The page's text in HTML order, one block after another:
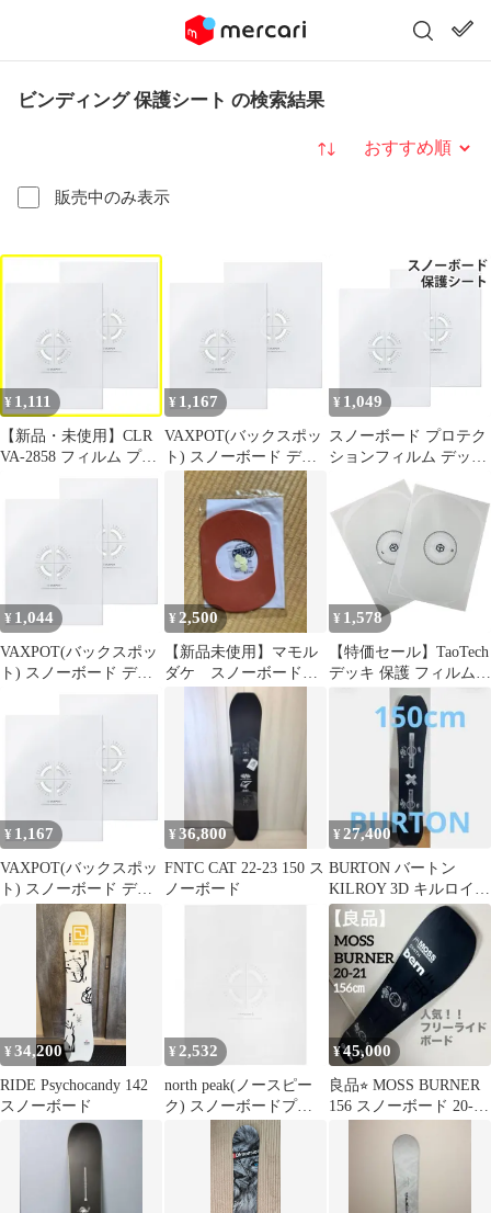
ビンディング 保護シート の検索結果
販売中のみ表示
並び替え
¥ 1,111
【新品・未使用】CLR
VA-2858 フィルム プロ
テクション デッキ保護
シート スノーボード
¥ 1,167
VAXPOT(バックスポッ
ト) スノーボード デッ
キ保護シート プロテク
ション フィルム VA-
2858 CLR
¥ 1,049
スノーボード プロテク
ションフィルム デッキ
保護シート スノボ デッ
キ 保護 フィルム ビン
ディング バインディン
グ 透明 VAXPOT バッ
クスポット VA-2858
¥ 1,044
VAXPOT(バックスポッ
ト) スノーボード デッ
キ保護シート プロテク
ション フィルム 【貼り
付け】 VA-2858 CLR
¥ 2,500
【新品未使用】マモル
ダケ スノーボード保
護プレート
¥ 1,578
【特価セール】TaoTech
デッキ 保護 フィルム
ガード シート プロテク
ションシート 透明 バイ
ンディング 角 ビンディ
¥ 1,167
VAXPOT(バックスポッ
ト) スノーボード デッ
キ保護シート プロテク
ション フィルム VA-
2858 CLR
¥36,800
FNTC CAT 22-23 150 ス
ノーボード
¥27,400
BURTON バートン
KILROY 3D キルロイ
19-20 スノーボード
¥34,200
RIDE Psychocandy 142
スノーボード
¥ 2,532
north peak(ノースピー
ク) スノーボードプロ
テクションフィルム デ
ッキ 保護シート【2枚
セット 板の保護 傷つき
軽減】 NP-4240
¥45,000
良品⭐︎ MOSS BURNER
156 スノーボード 20-21